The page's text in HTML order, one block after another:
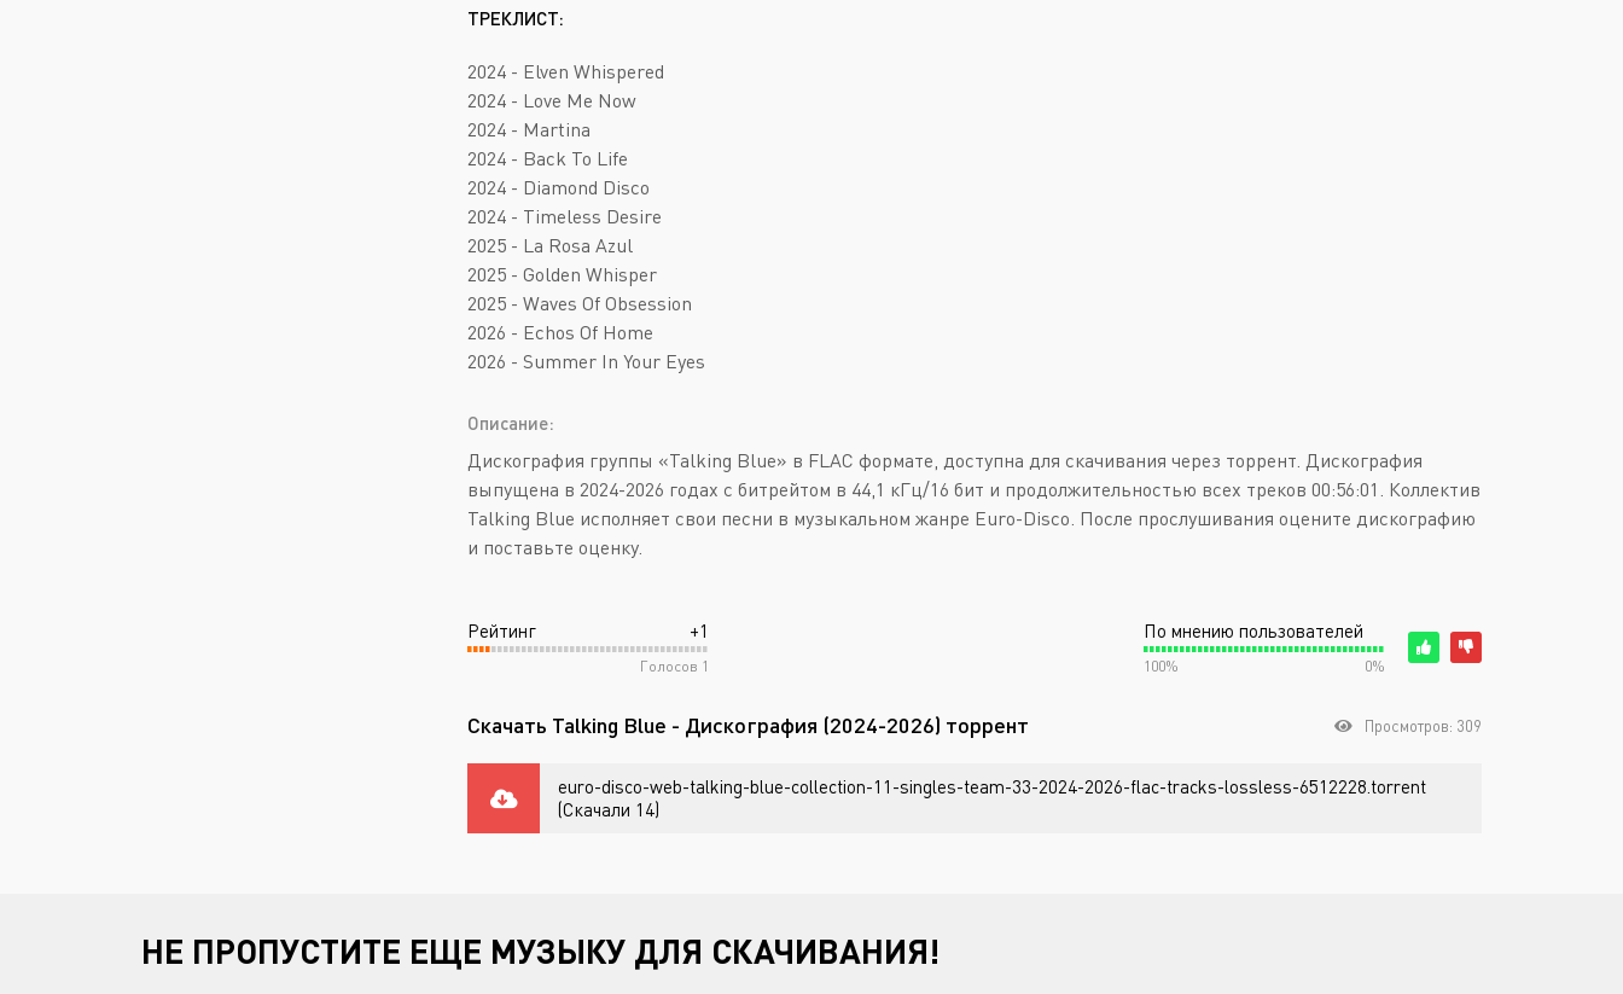
Doom Metal
Gothic Metal
Groove Metal
Heavy Metal
Melodic Death Metal
ТРЕКЛИСТ:
2024 - Elven Whispered
2024 - Love Me Now
2024 - Martina
2024 - Back To Life
2024 - Diamond Disco
2024 - Timeless Desire
2025 - La Rosa Azul
2025 - Golden Whisper
2025 - Waves Of Obsession
2026 - Echos Of Home
2026 - Summer In Your Eyes
Описание:
Дискография группы «Talking Blue» в FLAC формате, доступна для скачивания через торрент. Дискография
выпущена в 2024-2026 годах с битрейтом в 44,1 кГц/16 бит и продолжительностью всех треков 00:56:01. Коллектив
Talking Blue исполняет свои песни в музыкальном жанре Euro-Disco. После прослушивания оцените дискографию
и поставьте оценку.
Рейтинг +1
Голосов 1
По мнению пользователей
100% 0%
Скачать Talking Blue - Дискография (2024-2026) торрент Просмотров: 309
euro-disco-web-talking-blue-collection-11-singles-team-33-2024-2026-flac-tracks-lossless-6512228.torrent
(Скачали 14)
НЕ ПРОПУСТИТЕ ЕЩЕ МУЗЫКУ ДЛЯ СКАЧИВАНИЯ!